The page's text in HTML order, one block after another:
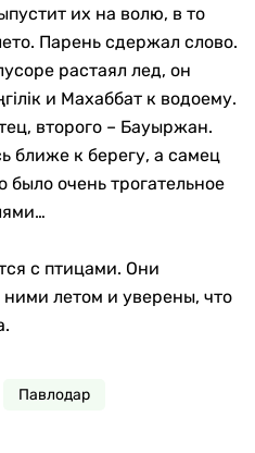
их на волю, в то
Парень сдержал слово.
растаял лед, он
и Махаббат к водоему.
второго – Бауыржан.
ближе к берегу, а самец
было очень трогательное
с птицами. Они
летом и уверены, что
Павлодар